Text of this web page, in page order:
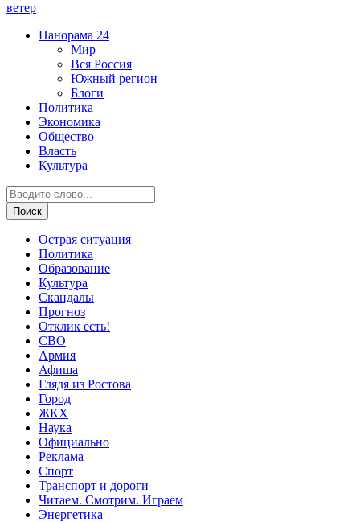
ветер
Панорама 24
Мир
Вся Россия
Южный регион
Блоги
Политика
Экономика
Общество
Власть
Культура
Острая ситуация
Политика
Образование
Культура
Скандалы
Прогноз
Отклик есть!
СВО
Армия
Афиша
Глядя из Ростова
Город
ЖКХ
Наука
Официально
Реклама
Спорт
Транспорт и дороги
Читаем. Смотрим. Играем
Энергетика